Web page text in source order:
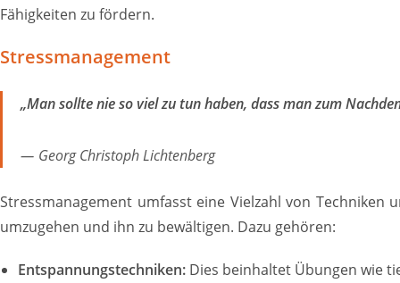
Fähigkeiten zu fördern.
Stressmanagement
„Man sollte nie so viel zu tun haben, dass man zum
Georg Christoph Lichtenberg
Stressmanagement umfasst eine Vielzahl von Techniken
umzugehen und ihn zu bewältigen. Dazu gehören:
Entspannungstechniken: Dies beinhaltet Übungen wie